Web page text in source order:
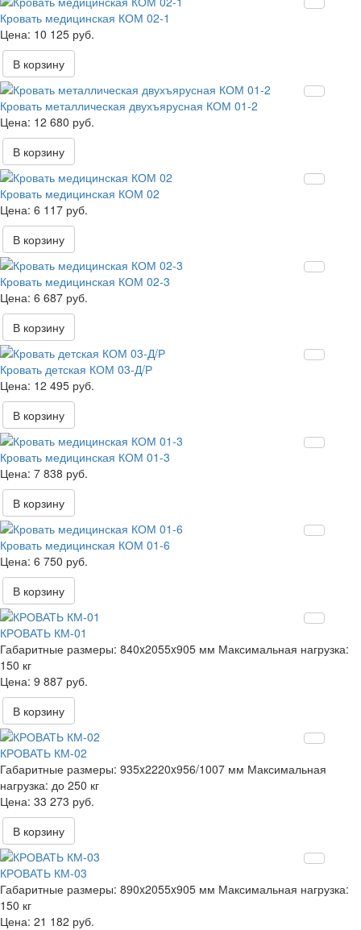
Кровать медицинская КОМ 02-1
10 125 руб.
В корзину
Кровать металлическая двухъярусная КОМ 01-2
12 680 руб.
В корзину
Кровать медицинская КОМ 02
6 117 руб.
В корзину
Кровать медицинская КОМ 02-3
6 687 руб.
В корзину
Кровать детская КОМ 03-Д/Р
12 495 руб.
В корзину
Кровать медицинская КОМ 01-3
7 838 руб.
В корзину
Кровать медицинская КОМ 01-6
6 750 руб.
В корзину
КРОВАТЬ КМ-01
Габаритные размеры: 840x2055x905 мм Максимальная нагрузка:
150 кг
9 887 руб.
В корзину
КРОВАТЬ КМ-02
Габаритные размеры: 935x2220x956/1007 мм Максимальная
нагрузка: до 250 кг
33 273 руб.
В корзину
КРОВАТЬ КМ-03
Габаритные размеры: 890x2055x905 мм Максимальная нагрузка:
150 кг
21 182 руб.